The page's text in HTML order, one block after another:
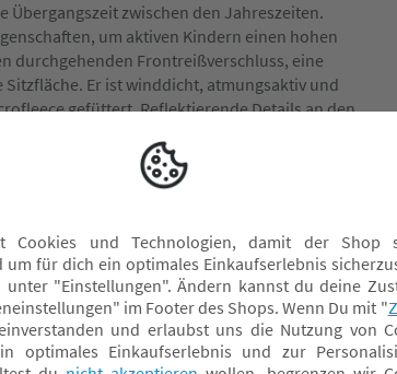
Übergangszeit zwischen den Jahreszeiten.
um aktiven Kindern einen hohen
durchgehenden Frontreißverschluss, eine
Er ist winddicht, atmungsaktiv und
gefüttert. Reflektierende Details an den
it Schlafanzüge